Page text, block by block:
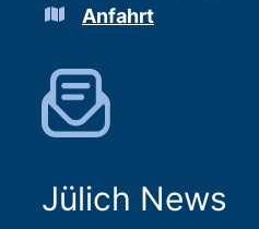
Anfahrt
Jülich News